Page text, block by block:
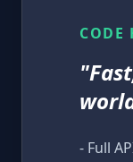
CODE
- Full